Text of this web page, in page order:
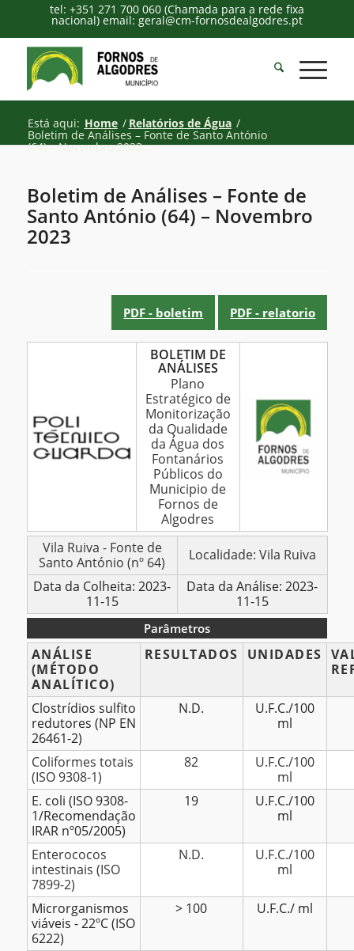
tel: +351 271 700 060 (Chamada para a rede fixa
nacional) email: geral@cm-fornosdealgodres.pt
Está aqui: Home / Relatórios de Água /
Boletim de Análises – Fonte de Santo António
(64) – Novembro 2023...
Boletim de Análises – Fonte de
Santo António (64) – Novembro
2023
PDF - boletim PDF - relatorio
Fonte
de
Santo
Novembro
2023
BOLETIM DE
ANÁLISES
Plano
Estratégico de
Monitorização
da Qualidade
da Água dos
Fontanários
Públicos do
Municipio de
Fornos de
Algodres
BOLETIM
DE
ANÁLISES
Vila Ruiva - Fonte de
Santo António (nº 64)
Localidade: Vila Ruiva
Data da Colheita: 2023-
11-15
Data da Análise: 2023-
11-15
Parâmetros
Parâmetros
ANÁLISE
(MÉTODO
ANALÍTICO)
RESULTADOS UNIDADES
Clostrídios sulfito
redutores (NP EN
26461-2)
N.D.
U.F.C./100
ml
Coliformes totais
(ISO 9308-1)
82
U.F.C./100
ml
E. coli (ISO 9308-
1/Recomendação
IRAR nº05/2005)
19
U.F.C./100
ml
Enterococos
intestinais (ISO
7899-2)
N.D.
U.F.C./100
ml
Microrganismos
viáveis - 22ºC (ISO
6222)
> 100 U.F.C./ ml